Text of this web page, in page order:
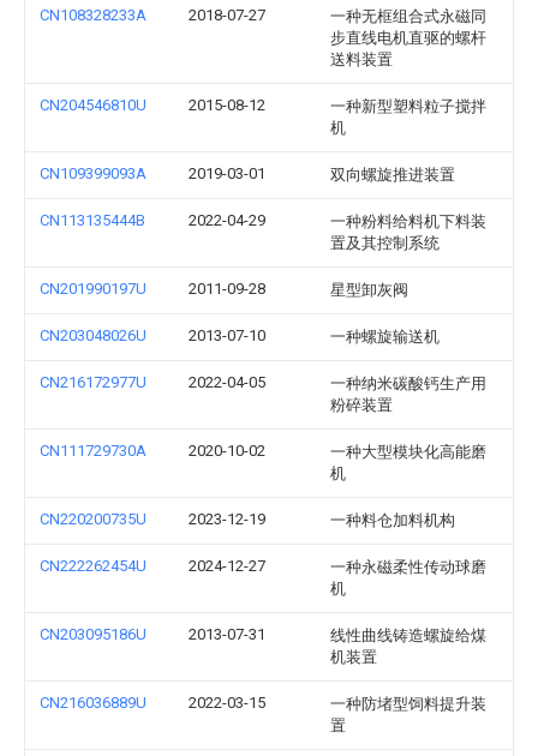
CN108328233A 2018-07-27
一种无框组合式永磁同
步直线电机直驱的螺杆
送料装置
CN204546810U 2015-08-12
一种新型塑料粒子搅拌
机
CN109399093A 2019-03-01 双向螺旋推进装置
CN113135444B 2022-04-29
一种粉料给料机下料装
置及其控制系统
CN201990197U 2011-09-28 星型卸灰阀
CN203048026U 2013-07-10 一种螺旋输送机
CN216172977U 2022-04-05
一种纳米碳酸钙生产用
粉碎装置
CN111729730A 2020-10-02
一种大型模块化高能磨
机
CN220200735U 2023-12-19 一种料仓加料机构
CN222262454U 2024-12-27
一种永磁柔性传动球磨
机
CN203095186U 2013-07-31
线性曲线铸造螺旋给煤
机装置
CN216036889U 2022-03-15
一种防堵型饲料提升装
置